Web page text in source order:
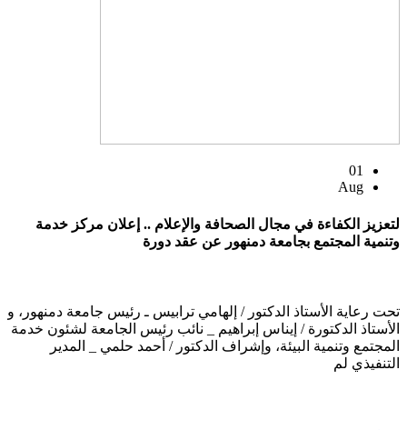
01
Aug
لتعزيز الكفاءة في مجال الصحافة والإعلام .. إعلان مركز خدمة
وتنمية المجتمع بجامعة دمنهور عن عقد دورة
تحت رعاية الأستاذ الدكتور / إلهامي ترابيس ـ رئيس جامعة دمنهور، و
الأستاذ الدكتورة / إيناس إبراهيم _ نائب رئيس الجامعة لشئون خدمة
المجتمع وتنمية البيئة، وإشراف الدكتور / أحمد حلمي _ المدير
التنفيذي لم